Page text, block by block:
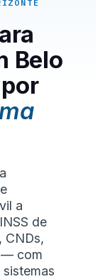
Belo
a
de
CNDs,
— com